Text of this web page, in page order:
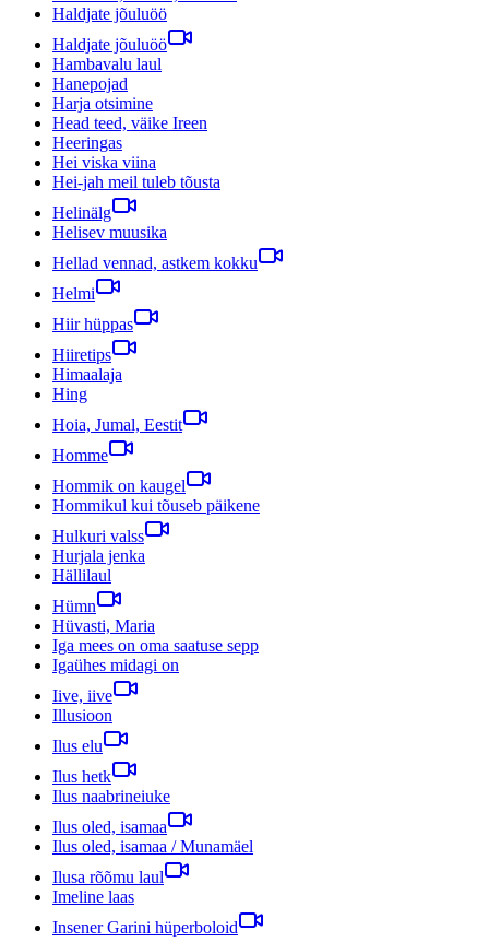
Haldjate jõuluöö
Haldjate jõuluöö
Hambavalu laul
Hanepojad
Harja otsimine
Head teed, väike Ireen
Heeringas
Hei viska viina
Hei-jah meil tuleb tõusta
Helinälg
Helisev muusika
Hellad vennad, astkem kokku
Helmi
Hiir hüppas
Hiiretips
Himaalaja
Hing
Hoia, Jumal, Eestit
Homme
Hommik on kaugel
Hommikul kui tõuseb päikene
Hulkuri valss
Hurjala jenka
Hällilaul
Hümn
Hüvasti, Maria
Iga mees on oma saatuse sepp
Igaühes midagi on
Iive, iive
Illusioon
Ilus elu
Ilus hetk
Ilus naabrineiuke
Ilus oled, isamaa
Ilus oled, isamaa / Munamäel
Ilusa rõõmu laul
Imeline laas
Insener Garini hüperboloid